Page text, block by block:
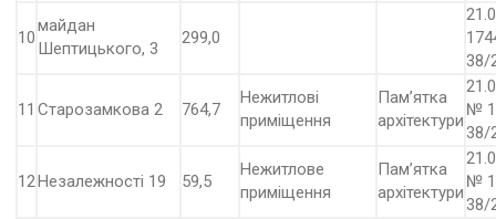
10
майдан
Шептицького, 3
299,0
38/
11 Старозамкова 2 764,7
Нежитлові
приміщення
Пам’ятка
архітектури
№
38/
12Незалежності 19 59,5
Нежитлове
приміщення
Пам’ятка
архітектури
№
38/